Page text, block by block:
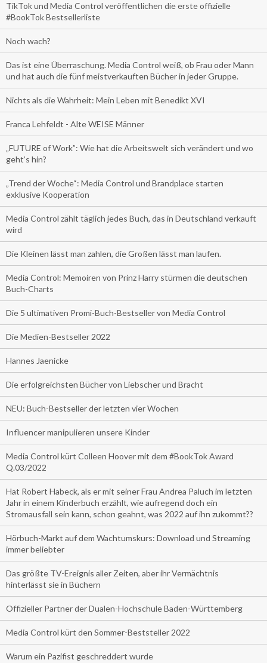
TikTok und Media Control veröffentlichen die erste offizielle
#BookTok Bestsellerliste
Noch wach?
Das ist eine Überraschung. Media Control weiß, ob Frau oder Mann
und hat auch die fünf meistverkauften Bücher in jeder Gruppe.
Nichts als die Wahrheit: Mein Leben mit Benedikt XVI
Franca Lehfeldt - Alte WEISE Männer
„FUTURE of Work”: Wie hat die Arbeitswelt sich verändert und wo
geht’s hin?
„Trend der Woche“: Media Control und Brandplace starten
exklusive Kooperation
Media Control zählt täglich jedes Buch, das in Deutschland verkauft
wird
Die Kleinen lässt man zahlen, die Großen lässt man laufen.
Media Control: Memoiren von Prinz Harry stürmen die deutschen
Buch-Charts
Die 5 ultimativen Promi-Buch-Bestseller von Media Control
Die Medien-Bestseller 2022
Hannes Jaenicke
Die erfolgreichsten Bücher von Liebscher und Bracht
NEU: Buch-Bestseller der letzten vier Wochen
Influencer manipulieren unsere Kinder
Media Control kürt Colleen Hoover mit dem #BookTok Award
Q.03/2022
Hat Robert Habeck, als er mit seiner Frau Andrea Paluch im letzten
Jahr in einem Kinderbuch erzählt, wie aufregend doch ein
Stromausfall sein kann, schon geahnt, was 2022 auf ihn zukommt??
Hörbuch-Markt auf dem Wachtumskurs: Download und Streaming
immer beliebter
Das größte TV-Ereignis aller Zeiten, aber ihr Vermächtnis
hinterlässt sie in Büchern
Offizieller Partner der Dualen-Hochschule Baden-Württemberg
Media Control kürt den Sommer-Beststeller 2022
Warum ein Pazifist geschreddert wurde